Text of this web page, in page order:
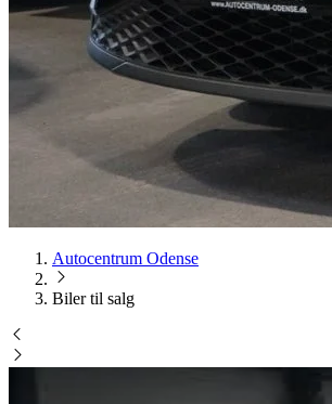
Autocentrum Odense
Biler til salg